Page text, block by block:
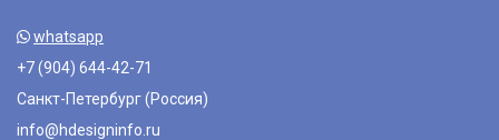
whatsapp
+7 (904) 644-42-71
Санкт-Петербург (Россия)
info@hdesigninfo.ru